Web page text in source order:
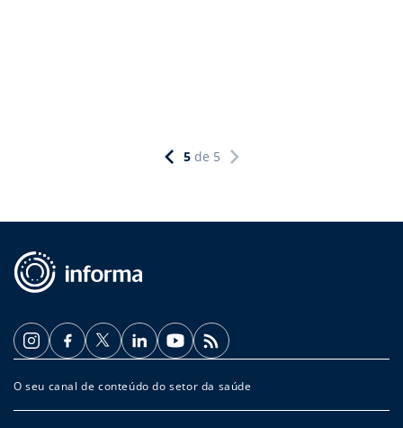
5 de 5
O seu canal de conteúdo do setor da saúde